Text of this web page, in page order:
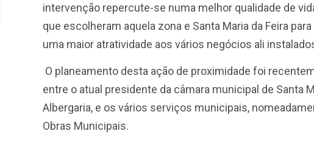
intervenção repercute-se numa melhor qualidade de
que escolheram aquela zona e Santa Maria da Feira
uma maior atratividade aos vários negócios ali
O planeamento desta ação de proximidade foi
entre o atual presidente da câmara municipal de Santa
Albergaria, e os vários serviços municipais,
Obras Municipais.